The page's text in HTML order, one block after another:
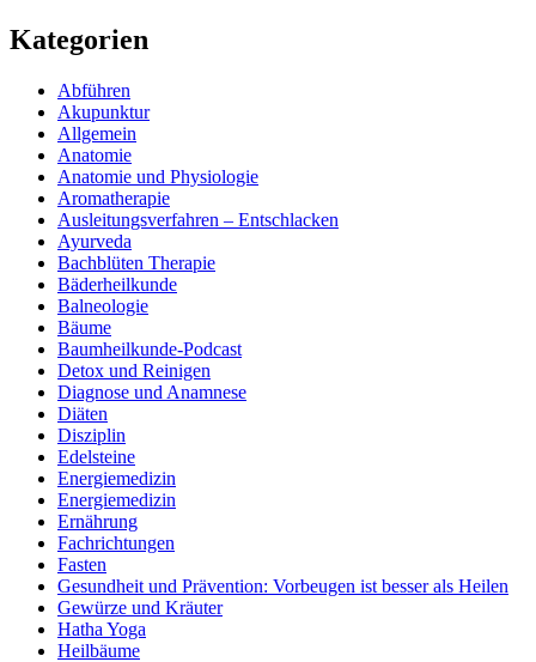
Kategorien
Abführen
Akupunktur
Allgemein
Anatomie
Anatomie und Physiologie
Aromatherapie
Ausleitungsverfahren – Entschlacken
Ayurveda
Bachblüten Therapie
Bäderheilkunde
Balneologie
Bäume
Baumheilkunde-Podcast
Detox und Reinigen
Diagnose und Anamnese
Diäten
Disziplin
Edelsteine
Energiemedizin
Energiemedizin
Ernährung
Fachrichtungen
Fasten
Gesundheit und Prävention: Vorbeugen ist besser als Heilen
Gewürze und Kräuter
Hatha Yoga
Heilbäume